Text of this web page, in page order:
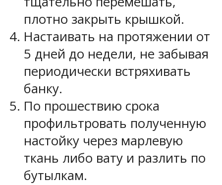
плотно закрыть крышкой.
Настаивать на протяжении от
5 дней до недели, не забывая
периодически встряхивать
банку.
По прошествию срока
профильтровать полученную
настойку через марлевую
ткань либо вату и разлить по
бутылкам.